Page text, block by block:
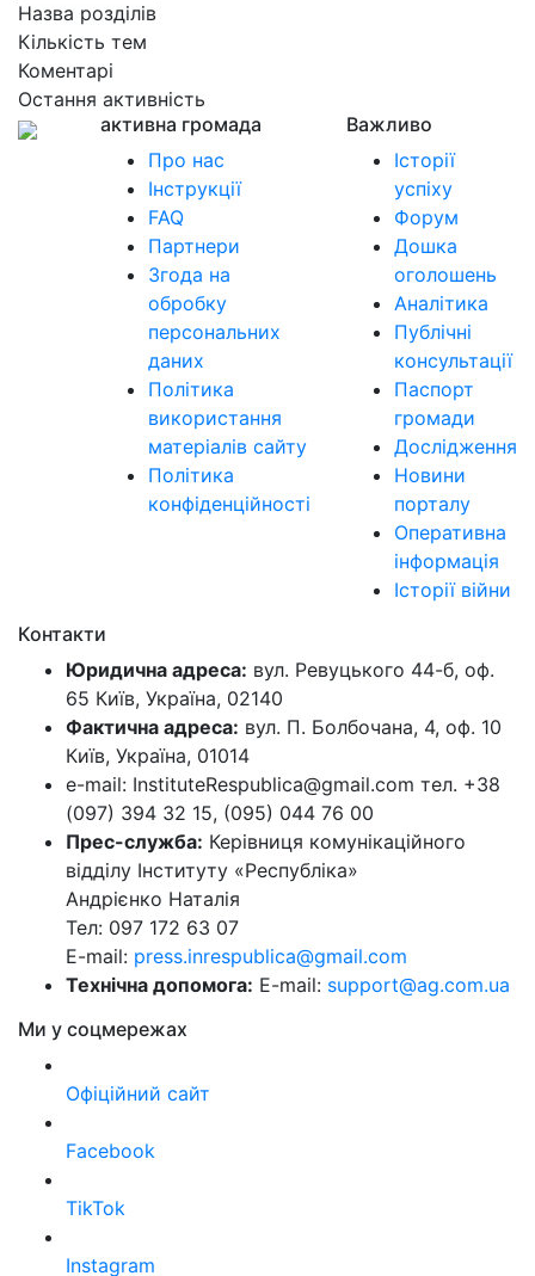
Назва розділів
Кількість тем
Коментарі
Остання активність
активна громада
Про нас
Інструкції
FAQ
Партнери
Згода на
обробку
персональних
даних
Політика
використання
матеріалів сайту
Політика
конфіденційності
Важливо
Історії
успіху
Форум
Дошка
оголошень
Аналітика
Публічні
консультації
Паспорт
громади
Дослідження
Новини
порталу
Оперативна
інформація
Історії війни
Контакти
Юридична адреса: вул. Ревуцького 44-б, оф.
65 Київ, Україна, 02140
Фактична адреса: вул. П. Болбочана, 4, оф. 10
Київ, Україна, 01014
e-mail: InstituteRespublica@gmail.com тел. +38
(097) 394 32 15, (095) 044 76 00
Прес-служба: Керівниця комунікаційного
відділу Інституту «Республіка»
Андрієнко Наталія
Тел: 097 172 63 07
E-mail: press.inrespublica@gmail.com
Технічна допомога: E-mail: support@ag.com.ua
Ми у соцмережах
Офіційний сайт
Facebook
TikTok
Instagram